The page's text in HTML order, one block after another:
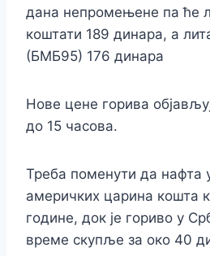
дана непромењене па ће
коштати 189 динара, а
(БМБ95) 176 динара
Нове цене горива
до 15 часова.
Треба поменути да нафта
америчких царина кошта
године, док је гориво у
време скупље за око 40